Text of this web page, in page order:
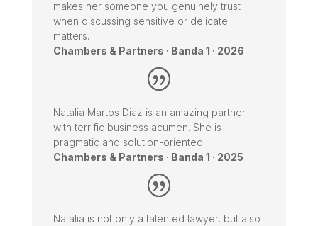
makes her someone you genuinely trust
when discussing sensitive or delicate
matters.
Chambers & Partners · Banda 1 · 2026
Natalia Martos Diaz is an amazing partner
with terrific business acumen. She is
pragmatic and solution-oriented.
Chambers & Partners · Banda 1 · 2025
Natalia is not only a talented lawyer, but also